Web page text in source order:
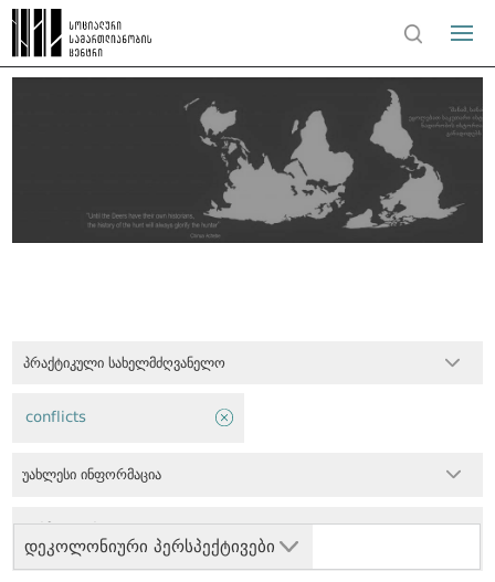
პრაქტიკული სახელმძღვანელო
დეკოლონიური პერსპექტივები
conflicts
უახლესი ინფორმაცია